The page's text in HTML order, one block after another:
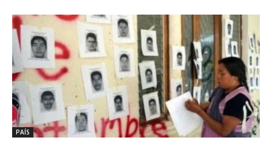
PAÍS